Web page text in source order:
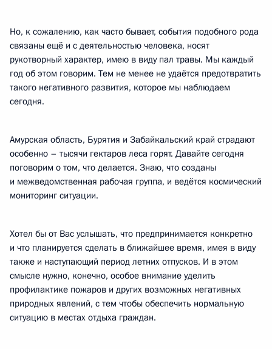
Но, к сожалению, как часто бывает, события подобного рода
связаны ещё и с деятельностью человека, носят
рукотворный характер, имею в виду пал травы. Мы каждый
год об этом говорим. Тем не менее не удаётся предотвратить
такого негативного развития, которое мы наблюдаем
сегодня.
Амурская область, Бурятия и Забайкальский край страдают
особенно – тысячи гектаров леса горят. Давайте сегодня
поговорим о том, что делается. Знаю, что созданы
и межведомственная рабочая группа, и ведётся космический
мониторинг ситуации.
Хотел бы от Вас услышать, что предпринимается конкретно
и что планируется сделать в ближайшее время, имея в виду
также и наступающий период летних отпусков. И в этом
смысле нужно, конечно, особое внимание уделить
профилактике пожаров и других возможных негативных
природных явлений, с тем чтобы обеспечить нормальную
ситуацию в местах отдыха граждан.